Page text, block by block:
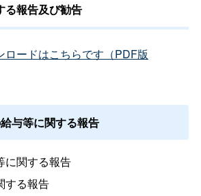
る報告及び勧告
ロードはこちらです（PDF版
与等に関する報告
に関する報告
する報告